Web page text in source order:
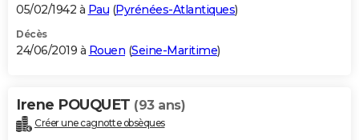
05/02/1942 à Pau (Pyrénées-Atlantiques)
Décès
24/06/2019 à Rouen (Seine-Maritime)
Irene POUQUET (93 ans)
Créer une cagnotte obsèques